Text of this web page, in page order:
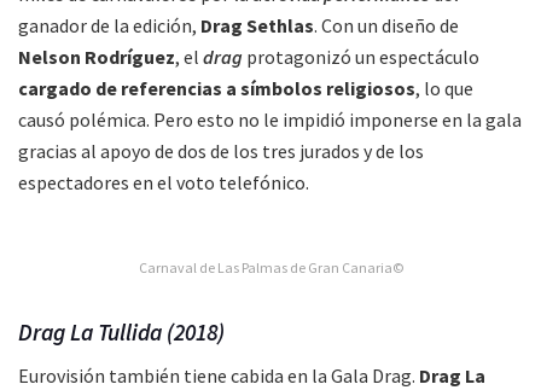
ganador de la edición, Drag Sethlas. Con un diseño de
Nelson Rodríguez, el drag protagonizó un espectáculo
cargado de referencias a símbolos religiosos, lo que
causó polémica. Pero esto no le impidió imponerse en la gala
gracias al apoyo de dos de los tres jurados y de los
espectadores en el voto telefónico.
Carnaval de Las Palmas de Gran Canaria©
Drag La Tullida (2018)
Eurovisión también tiene cabida en la Gala Drag. Drag La